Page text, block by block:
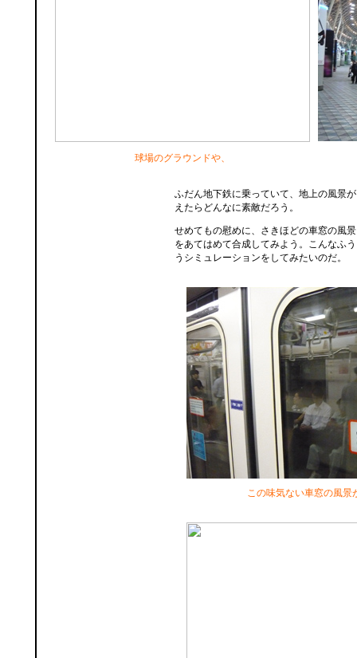
球場のグラウンドや、
ふだん地下鉄に乗っていて、地上の風景
えたらどんなに素敵だろう。
せめてもの慰めに、さきほどの車窓の風
をあてはめて合成してみよう。こんなふ
うシミュレーションをしてみたいのだ。
この味気ない車窓の風景